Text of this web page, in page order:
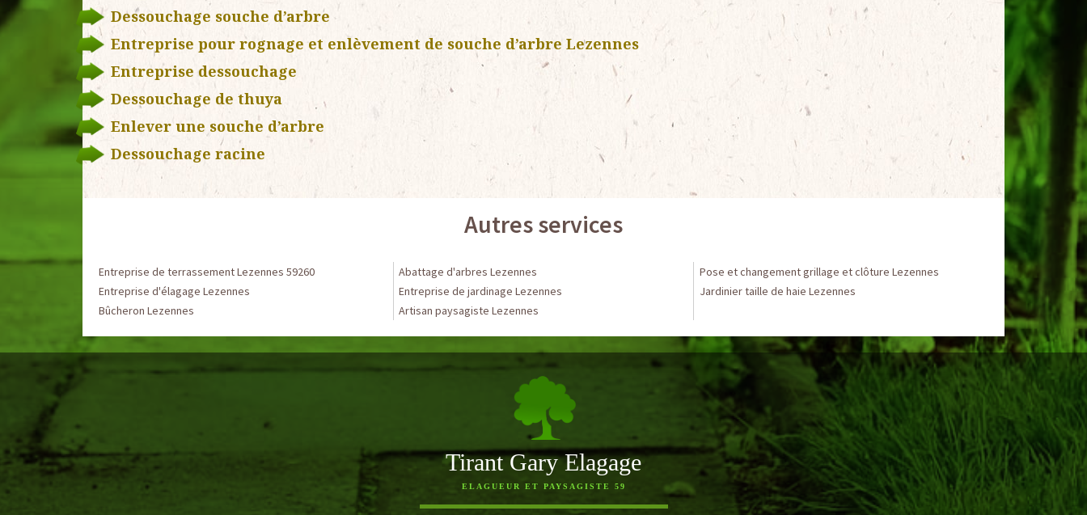
Dessouchage souche d’arbre
Entreprise pour rognage et enlèvement de souche d’arbre Lezennes
Entreprise dessouchage
Dessouchage de thuya
Enlever une souche d’arbre
Dessouchage racine
Autres services
Entreprise de terrassement Lezennes 59260
Entreprise d'élagage Lezennes
Bûcheron Lezennes
Abattage d'arbres Lezennes
Entreprise de jardinage Lezennes
Artisan paysagiste Lezennes
Pose et changement grillage et clôture Lezennes
Jardinier taille de haie Lezennes
Tirant Gary Elagage
ELAGUEUR ET PAYSAGISTE 59